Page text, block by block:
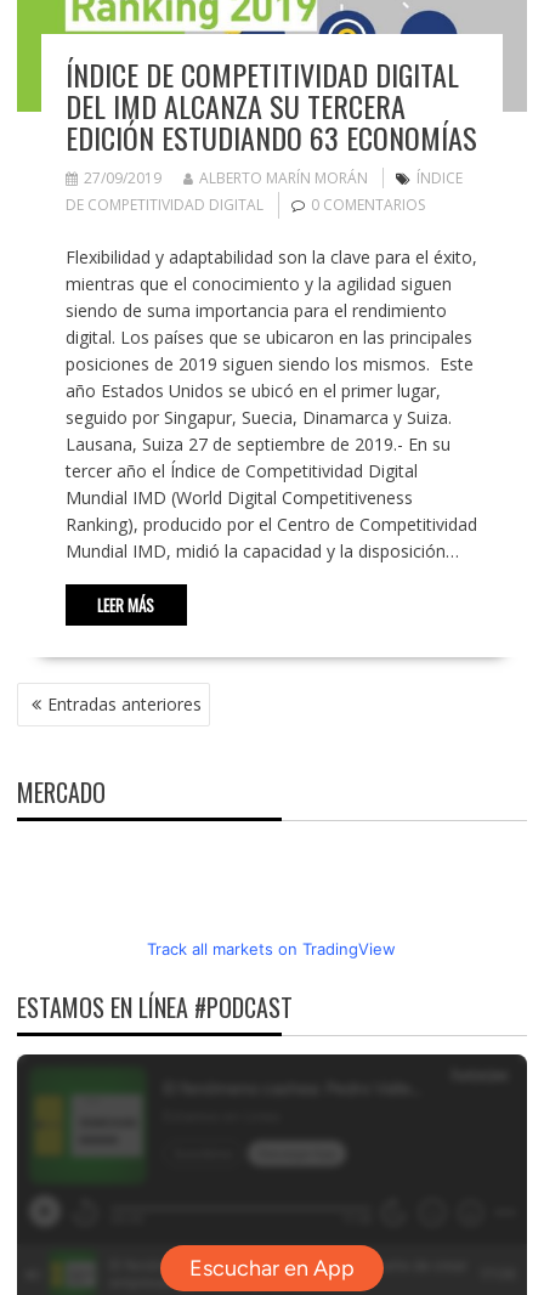
ÍNDICE DE COMPETITIVIDAD DIGITAL
DEL IMD ALCANZA SU TERCERA
EDICIÓN ESTUDIANDO 63 ECONOMÍAS
27/09/2019 ALBERTO MARÍN MORÁN
ÍNDICE
DE COMPETITIVIDAD DIGITAL
0 COMENTARIOS
Flexibilidad y adaptabilidad son la clave para el éxito,
mientras que el conocimiento y la agilidad siguen
siendo de suma importancia para el rendimiento
digital. Los países que se ubicaron en las principales
posiciones de 2019 siguen siendo los mismos. Este
año Estados Unidos se ubicó en el primer lugar,
seguido por Singapur, Suecia, Dinamarca y Suiza.
Lausana, Suiza 27 de septiembre de 2019.- En su
tercer año el Índice de Competitividad Digital
Mundial IMD (World Digital Competitiveness
Ranking), producido por el Centro de Competitividad
Mundial IMD, midió la capacidad y la disposición…
LEER MÁS
NAVEGACIÓN
DE Entradas anteriores
MERCADO
Track all markets on TradingView
ESTAMOS EN LÍNEA #PODCAST